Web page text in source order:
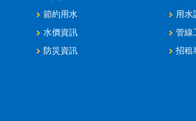
節約用水
水價資訊
防災資訊
用水
管線
招租